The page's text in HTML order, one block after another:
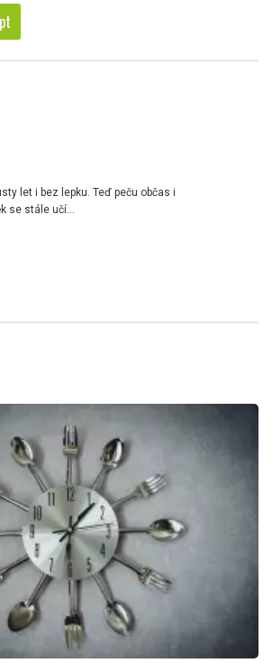
let i bez lepku. Teď peču občas i
se stále učí...